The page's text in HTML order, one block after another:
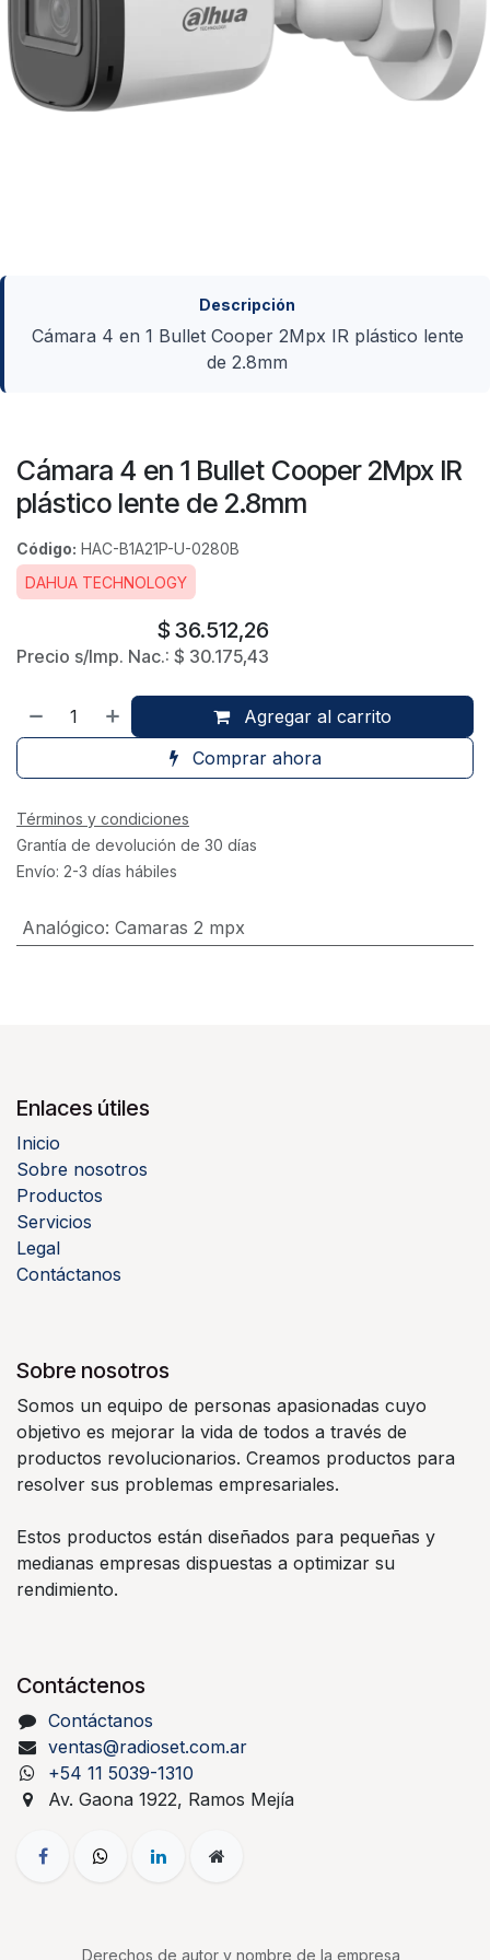
Descripción
Cámara 4 en 1 Bullet Cooper 2Mpx IR plástico lente
de 2.8mm
Cámara 4 en 1 Bullet Cooper 2Mpx IR
plástico lente de 2.8mm
Código: HAC-B1A21P-U-0280B
DAHUA TECHNOLOGY
$ 36.512,26
Precio s/Imp. Nac.: $ 30.175,43
Agregar al carrito
Comprar ahora
Términos y condiciones
Grantía de devolución de 30 días
Envío: 2-3 días hábiles
Analógico: Camaras 2 mpx
Enlaces útiles
Inicio
Sobre nosotros
Productos
Servicios
Legal
Contáctanos
Sobre nosotros
Somos un equipo de personas apasionadas cuyo
objetivo es mejorar la vida de todos a través de
productos revolucionarios. Creamos productos para
resolver sus problemas empresariales.
Estos productos están diseñados para pequeñas y
medianas empresas dispuestas a optimizar su
rendimiento.
Contáctenos
Contáctanos
ventas@radioset.com.ar
+54 11 5039-1310
Av. Gaona 1922, Ramos Mejía
Derechos de autor y nombre de la empresa